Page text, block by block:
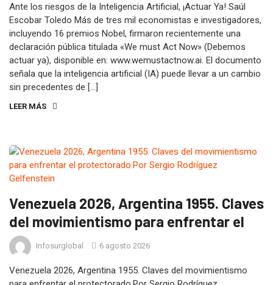
Ante los riesgos de la Inteligencia Artificial, ¡Actuar Ya! Saúl
Escobar Toledo Más de tres mil economistas e investigadores,
incluyendo 16 premios Nobel, firmaron recientemente una
declaración pública titulada «We must Act Now» (Debemos
actuar ya), disponible en: www.wemustactnow.ai. El documento
señala que la inteligencia artificial (IA) puede llevar a un cambio
sin precedentes de […]
LEER MÁS
Venezuela 2026, Argentina 1955. Claves
del movimientismo para enfrentar el
Infosurglobal 6 agosto 2026
Venezuela 2026, Argentina 1955. Claves del movimientismo